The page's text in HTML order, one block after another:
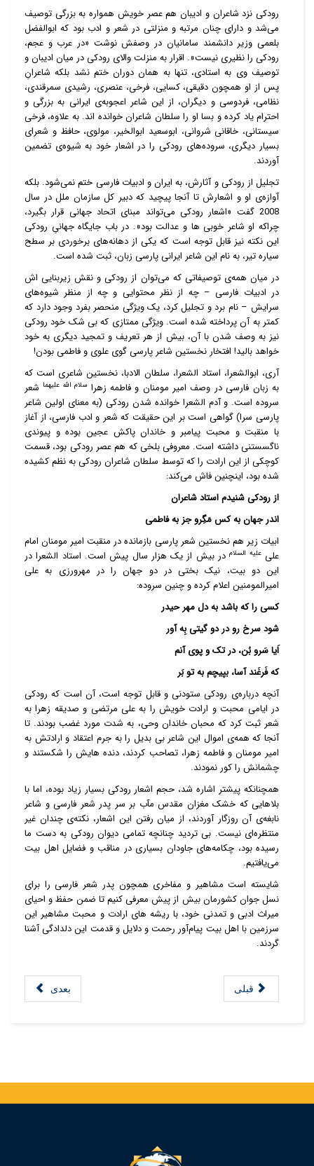
رودکی نزد شاعران و ادیبان هم عصر خویش همواره به بزرگی توصیف
می‌شد و دارای چنان مرتبه و منزلتی در شعر و ادب بود که ابوالفضل
بلعمی وزیر دانشمند سامانیان در وصفش نوشت «در عرب و عجم،
رودکی را نظیری نیست». اقرار به منزلت والای رودکی در میان ادیبان و
توصیف وی به استادی، تنها به همان دوران ختم نشد بلکه شاعرانِ
پس از او همچون دقیقی، کسایی، فرخی، عنصری، رشیدی سمرقندی،
نظامی، فردوسی و دیگران، از این شاعر اعجوبه‌ی ایرانی به بزرگی و
احترام یاد کرده و بسا او را سلطان شاعران خوانده اند. به علاوه، فرخی
سیستانی، خاقانی شروانی، ابوسعید ابوالخیر، مولوی، حافظ و شعرای
بسیار دیگری، سروده‌های رودکی را در اشعار خود به شیوه‌ی تضمین
آوردند.
تجلیل از رودکی و آثارش، به ایران و ادبیات فارسی ختم نمی‌شود. بلکه
آوازه‌ی او و اشعارش تا آنجا پیچید که دبیر کل سازمان ملل در سال
2008 گفت «اشعار رودکی می‌تواند مبنای اتحاد جهانی قرار بگیرد،
چراکه او شاعر خوبی ها و عدالت بود». در باب جایگاه جهانیِ رودکی
این نکته نیز قابل توجه است که یکی از دهانه‌های برخوردی بر سطح
سیاره تیر، به نام این شاعر ایرانی پارسی زبان، ثبت شده است.
در میان همه‌ی توصیفاتی که می‌توان از رودکی و نقش زیربنایی اش
در ادبیات فارسی – چه از نظر محتوایی و چه از منظر شیوه‌های
سرایش – نام برد و تجلیل کرد، یک ویژگی منحصر بفرد وجود دارد که
کمتر به آن پرداخته شده است. ویژگی ممتازی که بی شک خود رودکی
نیز به وصف شدن با آن، بیش از هر تعریف و تمجید دیگری به خود
خواهد بالید! افتخار نخستین شاعر پارسی گوی علوی و فاطمی بودن!
آری، ابوالشعرا، استاد الشعرا، سلطان الادبا، نخستین شاعری است که
به زبان فارسی در وصف امیر مومنان و فاطمه زهرا سلام الله علیهما شعر
سروده است. و آدم الشعرا خوانده شدن رودکی (به معنای اولین شاعر
پارسی سرا) گواهی است بر این حقیقت که شعر و ادب فارسی، از آغاز
با منقبت و محبت پیامبر و خاندان پاکش عجین بوده و پیوندی
ناگسستنی داشته است. معروفی بلخی که هم عصر رودکی بود، قسمت
کوچکی از این ارادت را که توسط سلطان شاعران رودکی به نظم کشیده
شده بود، اینچنین فاش می‌کند:
از رودکی شنیدم استاد شاعران
اندر جهان به کس مَگِرو جز به فاطمی
ابیات زیر هم نخستین شعر پارسی بازمانده در منقبت امیر مومنان امام
علیعلیه السلامدر بیش از یک هزار سال پیش است. استاد الشعرا در
این دو بیت، نیک بختی در دو جهان را در مهرورزی به علی
امیرالمومنین اعلام کرده و چنین سروده:
کسی را که باشد به دل مهر حیدر
شود سرخ رو در دو گیتی بِه آور
اَیا سَرو بُن، در تک و پوی آنم
که فَرغَند آسا، بپیچم به تو بَر
آنچه درباره‌ی رودکی ستودنی و قابل توجه است، آن است که رودکی
در ایامی محبت و ارادت خویش را به علی مرتضی و صدیقه زهرا به
شعر ثبت کرد که محبان خاندان وحی، به شدت مورد غضب بودند. تا
آنجا که همه‌ی اموال این شاعر بی بدیل را به جرم اعتقاد و ارادتش به
امیر مومنان و فاطمه زهرا، تصاحب کردند، دنده هایش را شکستند و
چشمانش را کور نمودند.
همچنانکه پیشتر اشاره شد، حجم اشعار رودکی بسیار زیاد بوده، اما با
بلاهایی که خشک مغزان مقدس مآب بر سر پدر شعر فارسی و شاعر
نابغه‌ی آن روزگار آوردند، از میان رفتن این اشعار، نکته‌ی چندان غیر
منتظره‌ای نیست. بی تردید چنانچه تمامی دیوان رودکی به دست ما
رسیده بود، چکامه‌های جاودان بسیاری در مناقب و فضایل اهل بیت
می‌یافتیم.
شایسته است مشاهیر و مفاخری همچون پدر شعر فارسی را برای
نسل جوان کشورمان بیش از پیش معرفی کنیم تا ضمن حفظ و احیای
میراث ادبی و تمدنی خود، با ریشه های ارادت و محبت مشاهیر این
سرزمین با اهل بیت پیام‌آور رحمت و دلایل و قدمت این دلدادگی آشنا
گردند.
قبلی بعدی